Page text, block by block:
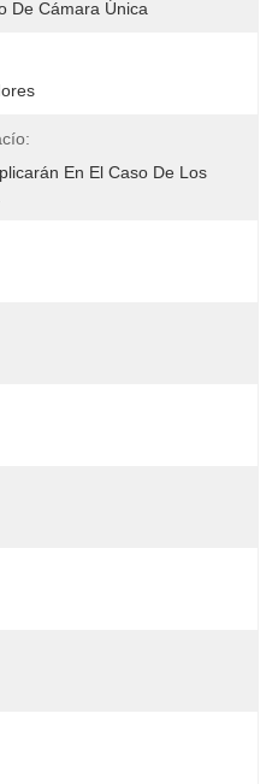
De Cámara Única
En El Caso De Los